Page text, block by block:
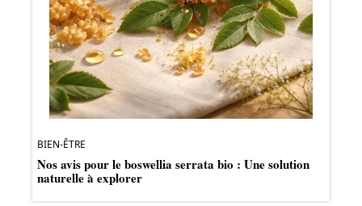
BIEN-ÊTRE
Nos avis pour le boswellia serrata bio : Une solution
naturelle à explorer